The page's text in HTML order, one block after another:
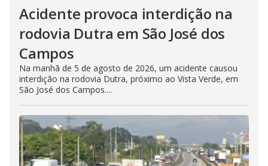
Acidente provoca interdição na
rodovia Dutra em São José dos
Campos
Na manhã de 5 de agosto de 2026, um acidente causou
interdição na rodovia Dutra, próximo ao Vista Verde, em
São José dos Campos....